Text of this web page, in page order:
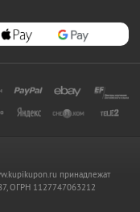
принадлежат
ОГРН 1127747063212